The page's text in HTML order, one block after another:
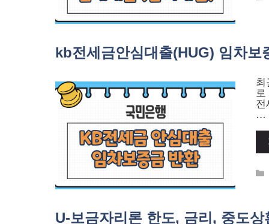
kb전세금안심대출(HUG) 임차
최
로
전
…
U-보금자리론 한도, 금리, 중도